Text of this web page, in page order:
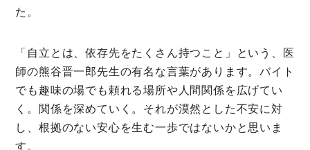
た。
「自立とは、依存先をたくさん持つこと」という、医
師の熊谷晋一郎先生の有名な言葉があります。バイト
でも趣味の場でも頼れる場所や人間関係を広げてい
く。関係を深めていく。それが漠然とした不安に対
し、根拠のない安心を生む一歩ではないかと思いま
す。